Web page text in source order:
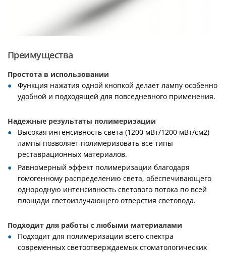
Преимущества
Простота в использовании
Функция нажатия одной кнопкой делает лампу особенно
удобной и подходящей для повседневного применения.
Надежные результаты полимеризации
Высокая интенсивность света (1200 мВт/1200 мВт/см2)
лампы позволяет полимеризовать все типы
реставрационных материалов.
Равномерный эффект полимеризации благодаря
гомогенному распределению света, обеспечивающего
однородную интенсивность светового потока по всей
площади светоизлучающего отверстия световода.
Подходит для работы с любыми материалами
Подходит для полимеризации всего спектра
современных светоотверждаемых стоматологических